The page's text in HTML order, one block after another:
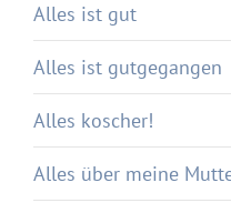
Alles ist gut
Alles ist gutgegangen
Alles koscher!
Alles über meine